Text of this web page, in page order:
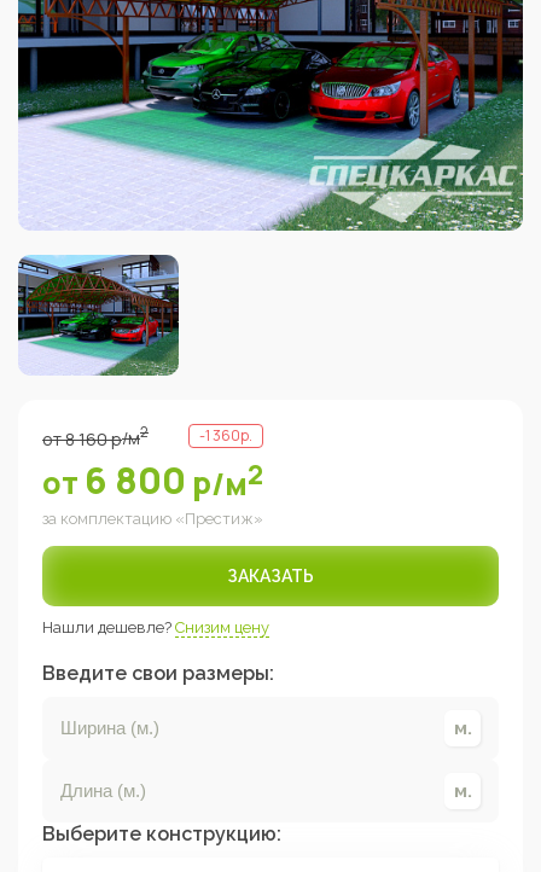
от8 160р/м2 -1 360р.
от 6 800 р/м2
за комплектацию «Престиж»
ЗАКАЗАТЬ
Нашли дешевле? Снизим цену
Введите свои размеры:
Выберите конструкцию: